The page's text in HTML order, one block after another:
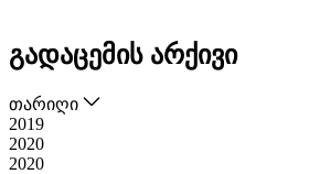
გადაცემის არქივი
თარიღი
2019
2020
2020